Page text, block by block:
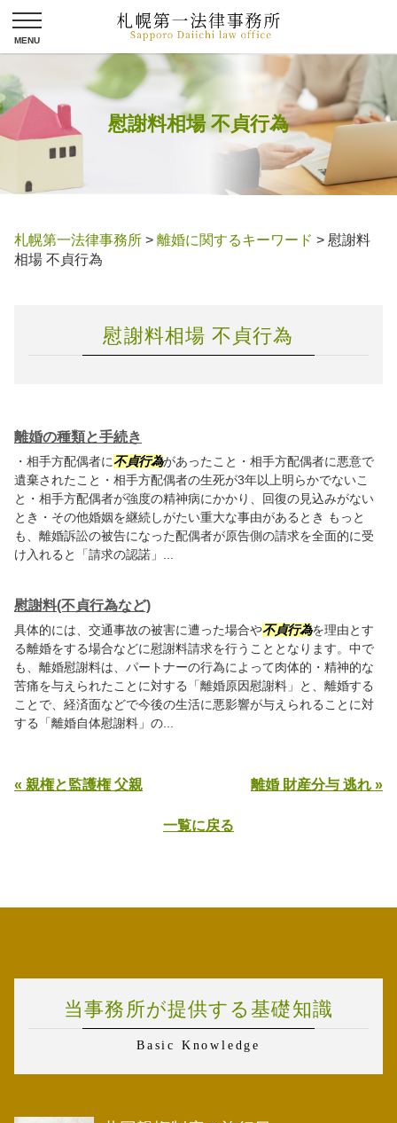
慰謝料相場 不貞行為
札幌第一法律事務所 > 離婚に関するキーワード > 慰謝料
相場 不貞行為
慰謝料相場 不貞行為
離婚の種類と手続き
・相手方配偶者に不貞行為があったこと・相手方配偶者に悪意で
遺棄されたこと・相手方配偶者の生死が3年以上明らかでないこ
と・相手方配偶者が強度の精神病にかかり、回復の見込みがない
とき・その他婚姻を継続しがたい重大な事由があるとき もっと
も、離婚訴訟の被告になった配偶者が原告側の請求を全面的に受
け入れると「請求の認諾」...
慰謝料(不貞行為など)
具体的には、交通事故の被害に遭った場合や不貞行為を理由とす
る離婚をする場合などに慰謝料請求を行うこととなります。中で
も、離婚慰謝料は、パートナーの行為によって肉体的・精神的な
苦痛を与えられたことに対する「離婚原因慰謝料」と、離婚する
ことで、経済面などで今後の生活に悪影響が与えられることに対
する「離婚自体慰謝料」の...
« 親権と監護権 父親 離婚 財産分与 逃れ »
一覧に戻る
当事務所が提供する基礎知識
Basic Knowledge